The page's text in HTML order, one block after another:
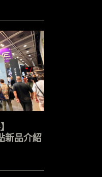
新品介紹